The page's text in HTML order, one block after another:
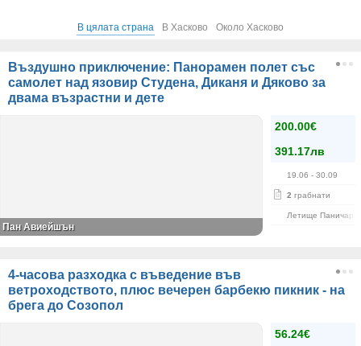
В цялата страна В Хасково Около Хасково
Въздушно приключение: Панорамен полет със
самолет над язовир Студена, Диканя и Дяково за
двама възрастни и дете
200.00€
391.17лв
19.06 - 30.09
2 грабнати
Летище
Пан Авиейшън
4-часова разходка с въведение във
ветроходството, плюс вечерен барбекю пикник - на
брега до Созопол
56.24€